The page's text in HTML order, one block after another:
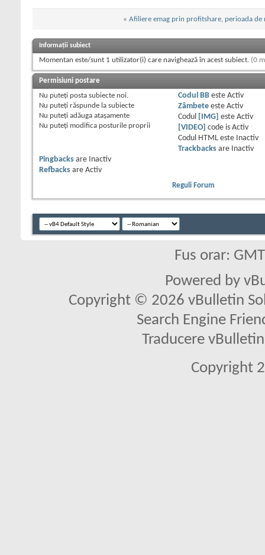
« Afiliere emag prin profitshare, perioada
Informații subiect
Momentan este/sunt 1 utilizator(i) care navighează în acest subiect. (0
Permisiuni postare
Nu puteţi posta subiecte noi.
Nu puteţi răspunde la subiecte
Nu puteţi adăuga ataşamente
Nu puteţi modifica posturile proprii
Codul BBeste Activ
Zâmbeteeste Activ
Codul
[IMG] este Activ
[VIDEO] code is Activ
Codul HTML este
Inactiv
Trackbacksare
Inactiv
Pingbacks are
Inactiv
Refbacks are Activ
Reguli Forum
Fus orar:
Powered by
Copyright © 2026 vBulletin
Search Engine
Traducere
Copyright